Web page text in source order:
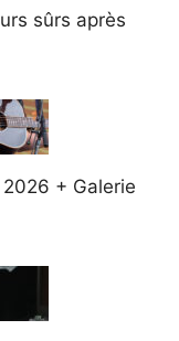
sûrs après
+ Galerie